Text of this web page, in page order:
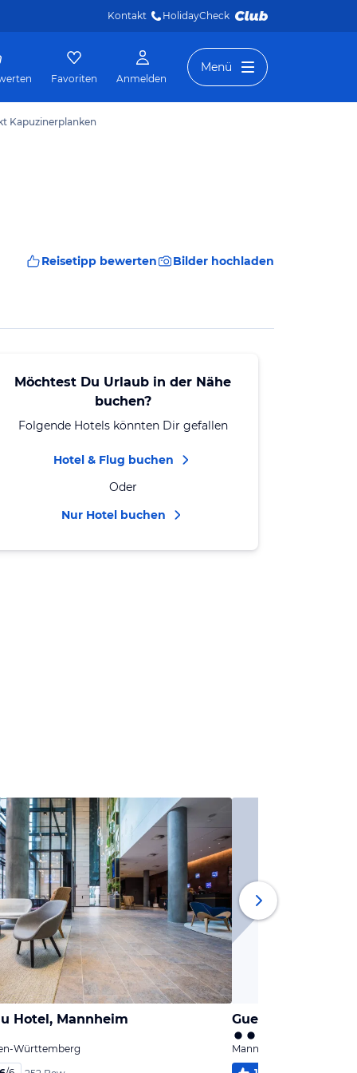
Kontakt HolidayCheck
Favoriten Anmelden
Menü
Kapuzinerplanken
Reisetipp bewerten Bilder hochladen
Möchtest Du Urlaub in der Nähe
buchen?
Folgende Hotels könnten Dir gefallen
Hotel & Flug buchen
Oder
Nur Hotel buchen
Hotel, Mannheim
Württemberg
GuestHouse
Mannheim, Baden-